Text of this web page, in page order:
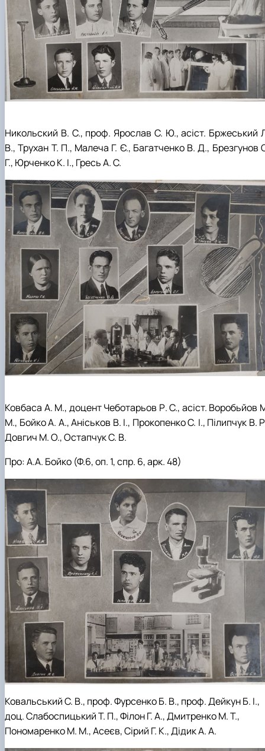
Никольский В. С., проф. Ярослав С. Ю., асіст. Бржеський
В., Трухан Т. П., Малеча Г. Є., Багатченко В. Д., Брезгунов
Г., Юрченко К. І., Гресь А. С.
Ковбаса А. М., доцент Чеботарьов Р. С., асіст. Воробьйов
М., Бойко А. А., Аніськов В. І., Прокопенко С. І., Пілипчук В.
Довгич М. О., Остапчук С. В.
Про: А.А. Бойко (Ф.6, оп. 1, спр. 6, арк. 48)
Ковальський С. В., проф. Фурсенко Б. В., проф. Дейкун Б. І.,
доц. Слабоспицький Т. П., Філон Г. А., Дмитренко М. Т.,
Пономаренко М. М., Асеєв, Сірий Г. К., Дідик А. А.